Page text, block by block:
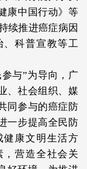
康中国行动》等
续推进癌症病因
科普宣教等工
与”为导向，广
、社会组织、媒
同参与的癌症防
一步提高全民防
健康文明生活方
营造全社会关